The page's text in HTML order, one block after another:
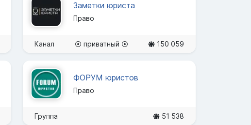
Заметки юриста
Право
Канал ⦿ приватный ⦿ 150 059
ФОРУМ юристов
Право
Группа 51 538